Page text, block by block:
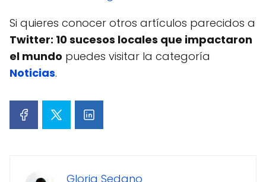
Si quieres conocer otros artículos parecidos a
Twitter: 10 sucesos locales que impactaron
el mundo puedes visitar la categoría
Noticias.
Gloria Sedano